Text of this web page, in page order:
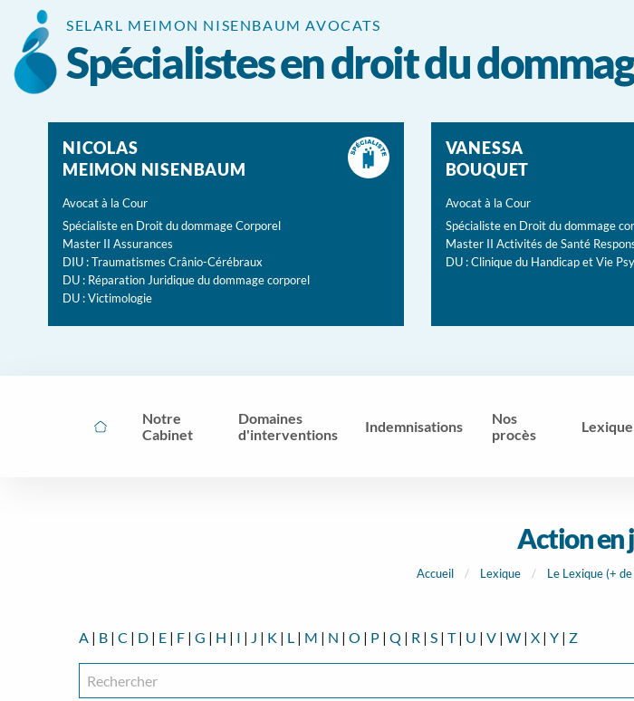
SELARL MEIMON NISENBAUM AVOCATS
Spécialistes en droit du
NICOLAS
MEIMON NISENBAUM
Avocat à la Cour
Spécialiste en Droit du dommage Corporel
Master II Assurances
DIU : Traumatismes Crânio-Cérébraux
DU : Réparation Juridique du dommage corporel
DU : Victimologie
VANESSA
BOUQUET
Avocat à la Cour
Spécialiste en Droit du dommage
Master II Activités de Santé
DU : Clinique du Handicap et Vie
Notre
Cabinet
Domaines
d'interventions
Indemnisations
Nos
procès
Lexique
Action en
Accueil Lexique Le Lexique (+
A | B | C | D | E | F | G | H | I | J | K | L | M | N | O | P | Q | R | S | T| U | V | W | X | Y | Z
Panneau de gestion des cookies